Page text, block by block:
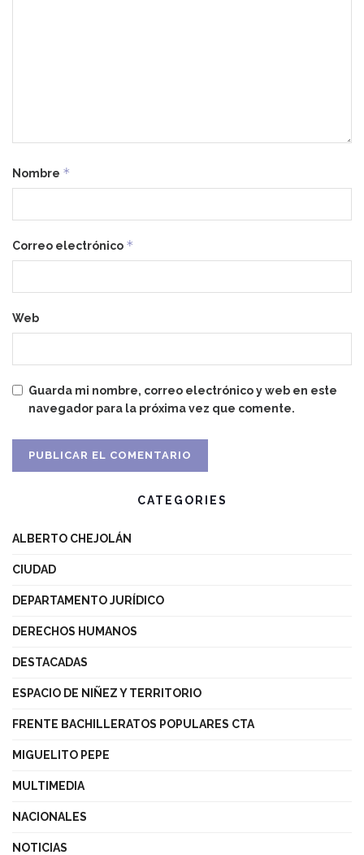
Nombre *
Correo electrónico *
Web
Guarda mi nombre, correo electrónico y web en este
navegador para la próxima vez que comente.
CATEGORIES
ALBERTO CHEJOLÁN
CIUDAD
DEPARTAMENTO JURÍDICO
DERECHOS HUMANOS
DESTACADAS
ESPACIO DE NIÑEZ Y TERRITORIO
FRENTE BACHILLERATOS POPULARES CTA
MIGUELITO PEPE
MULTIMEDIA
NACIONALES
NOTICIAS